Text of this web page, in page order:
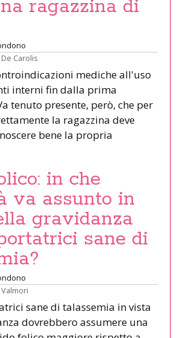
ragazzina di
Carolis
mediche all'uso
interni fin dalla prima
tenuto presente, però, che per
la ragazzina deve
bene la propria
in che
va assunto in
gravidanza
sane di
sane di talassemia in vista
dovrebbero assumere una